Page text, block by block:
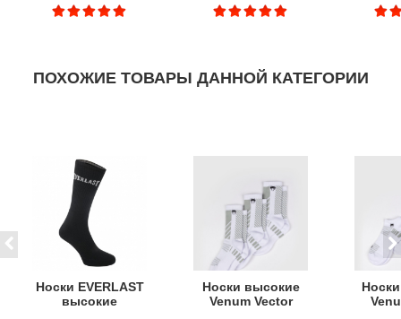
ПОХОЖИЕ ТОВАРЫ ДАННОЙ КАТЕГОРИИ
Носки EVERLAST
высокие
Носки высокие
Venum Vector